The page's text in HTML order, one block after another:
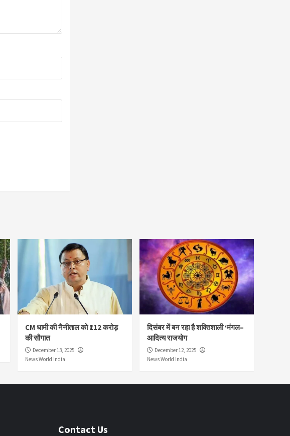
CM धामी की नैनीताल को ₹112 करोड़
की सौगात
December 13, 2025
News World India
दिसंबर में बन रहा है शक्तिशाली ‘मंगल–
आदित्य राजयोग
December 12, 2025
News World India
Contact Us